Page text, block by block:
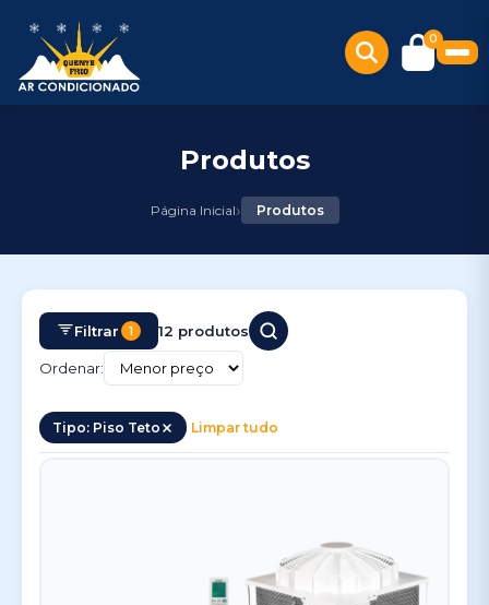
0
Produtos
Página Inicial› Produtos
Filtrar 1 12 produtos
Ordenar:
Tipo: Piso Teto Limpar tudo